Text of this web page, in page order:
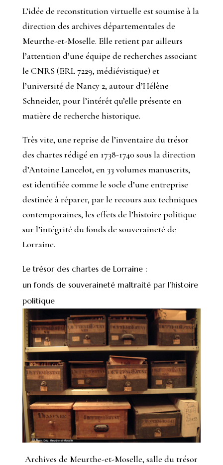
L’idée de reconstitution virtuelle est soumise à la
direction des archives départementales de
Meurthe-et-Moselle. Elle retient par ailleurs
l’attention d’une équipe de recherches associant
le CNRS (ERL 7229, médiévistique) et
l’université de Nancy 2, autour d’Hélène
Schneider, pour l’intérêt qu’elle présente en
matière de recherche historique.
Très vite, une reprise de l’inventaire du trésor
des chartes rédigé en 1738-1740 sous la direction
d’Antoine Lancelot, en 33 volumes manuscrits,
est identifiée comme le socle d’une entreprise
destinée à réparer, par le recours aux techniques
contemporaines, les effets de l’histoire politique
sur l’intégrité du fonds de souveraineté de
Lorraine.
Le trésor des chartes de Lorraine :
un fonds de souveraineté maltraité par l’histoire
politique
Archives de Meurthe-et-Moselle, salle du trésor